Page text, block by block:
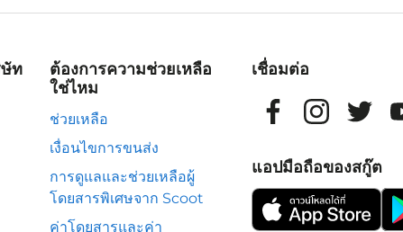
ท
ต้องการความช่วยเหลือ
ใช่ไหม
ช่วยเหลือ
เงื่อนไขการขนส่ง
การดูแลและช่วยเหลือผู้
โดยสารพิเศษจาก Scoot
ค่าโดยสารและค่า
เชื่อมต่อ
แอปมือถือของสกู๊ต